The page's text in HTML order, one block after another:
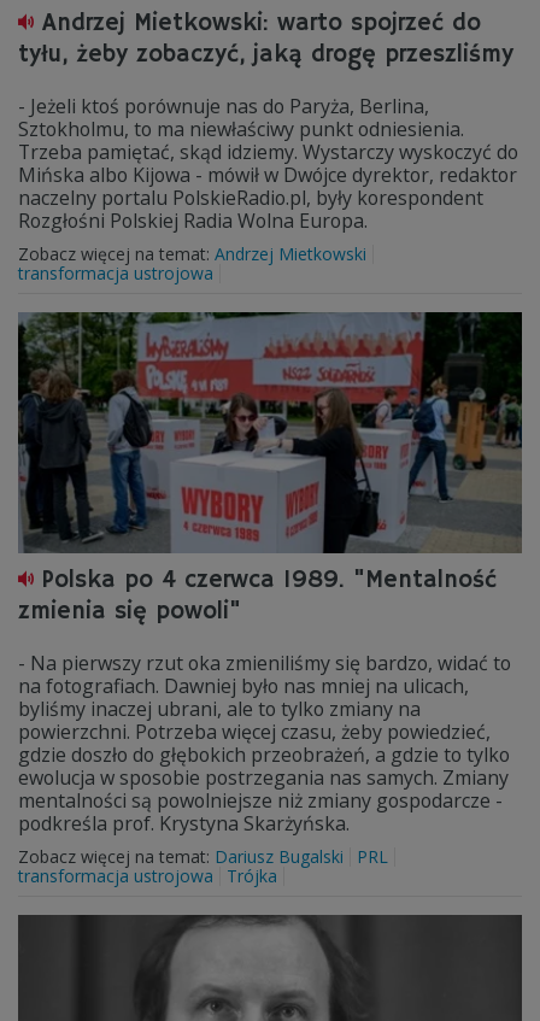
Andrzej Mietkowski: warto spojrzeć do
tyłu, żeby zobaczyć, jaką drogę przeszliśmy
- Jeżeli ktoś porównuje nas do Paryża, Berlina,
Sztokholmu, to ma niewłaściwy punkt odniesienia.
Trzeba pamiętać, skąd idziemy. Wystarczy wyskoczyć do
Mińska albo Kijowa - mówił w Dwójce dyrektor, redaktor
naczelny portalu PolskieRadio.pl, były korespondent
Rozgłośni Polskiej Radia Wolna Europa.
Zobacz więcej na temat: Andrzej Mietkowski
transformacja ustrojowa
Polska po 4 czerwca 1989. "Mentalność
zmienia się powoli"
- Na pierwszy rzut oka zmieniliśmy się bardzo, widać to
na fotografiach. Dawniej było nas mniej na ulicach,
byliśmy inaczej ubrani, ale to tylko zmiany na
powierzchni. Potrzeba więcej czasu, żeby powiedzieć,
gdzie doszło do głębokich przeobrażeń, a gdzie to tylko
ewolucja w sposobie postrzegania nas samych. Zmiany
mentalności są powolniejsze niż zmiany gospodarcze -
podkreśla prof. Krystyna Skarżyńska.
Zobacz więcej na temat: Dariusz Bugalski
PRL
transformacja ustrojowa
Trójka